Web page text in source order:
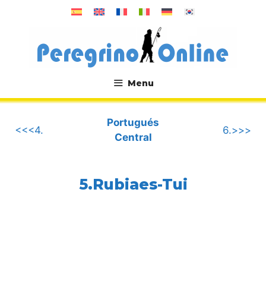
Menu
.
<<<4.
Portugués
Central
6.>>>
5.Rubiaes-Tui